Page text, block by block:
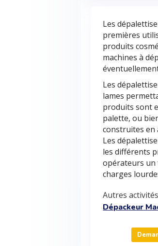
Les
premières
produits
machines à
Les
lames
produits sont
palette, ou
construites en
Les
les différents
opérateurs un
charges
Autres
Dépackeur